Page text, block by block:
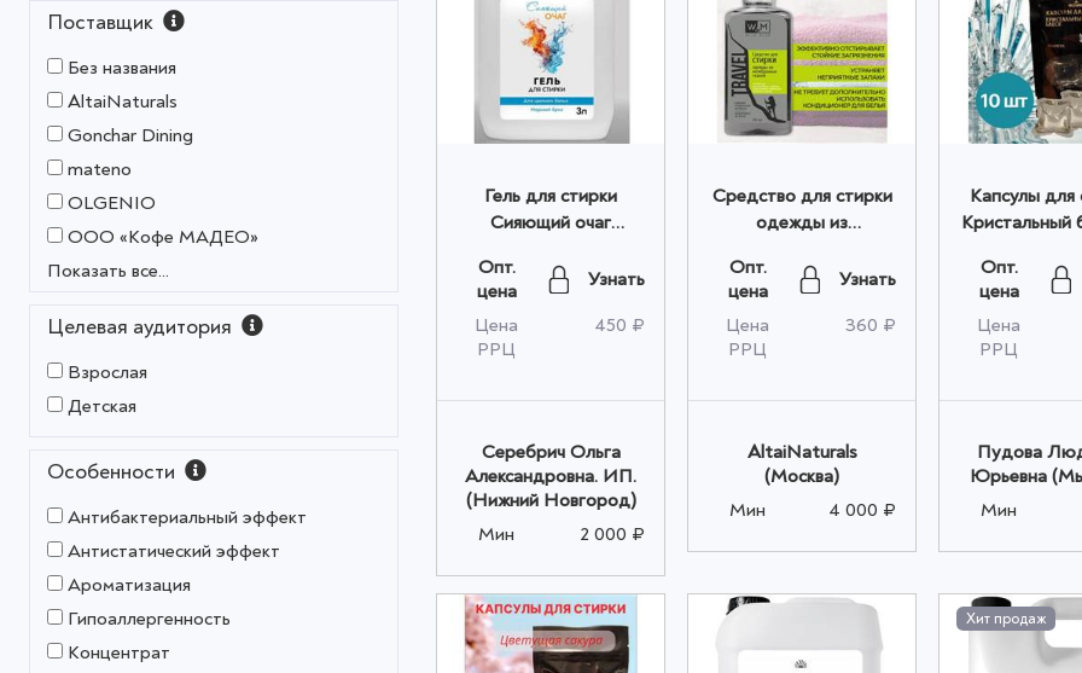
Поставщик
Без названия
AltaiNaturals
Gonchar Dining
mateno
OLGENIO
OOO «Кофе МАДЕО»
Показать все...
Целевая аудитория
Взрослая
Детская
Особенности
Антибактериальный эффект
Антистатический эффект
Ароматизация
Гипоаллергенность
Концентрат
Гель для стирки
Сияющий очаг
Опт.
цена
Узнать
Цена
РРЦ
450 ₽
Серебрич Ольга
Александровна. ИП.
(Нижний Новгород)
Мин
2 000 ₽
Средство для стирки
одежды из
250мл оптом
Опт.
цена
Узнать
Цена
РРЦ
360 ₽
AltaiNaturals
(Москва)
Мин
4 000 ₽
Капсулы для
Кристальный
Опт.
цена
Цена
РРЦ
Пудова
Юрьевна
Мин
Хит продаж